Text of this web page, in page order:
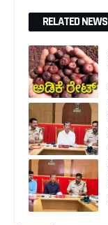
RELATED NEWS